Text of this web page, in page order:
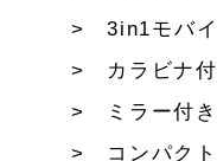
3in1モバ
カラビナ
ミラー付
コンパク